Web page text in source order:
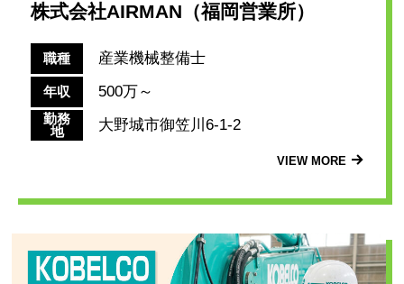
株式会社AIRMAN（福岡営業所）
職種 産業機械整備士
年収 500万～
勤務
地
大野城市御笠川6-1-2
VIEW MORE